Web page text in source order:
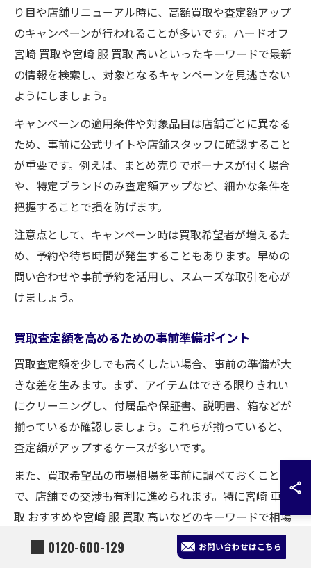
り目や店舗リニューアル時に、高額買取や査定額アップ
のキャンペーンが行われることが多いです。ハードオフ
宮崎 買取や宮崎 服 買取 高いといったキーワードで最新
の情報を検索し、対象となるキャンペーンを見逃さない
ようにしましょう。
キャンペーンの適用条件や対象品目は店舗ごとに異なる
ため、事前に公式サイトや店舗スタッフに確認すること
が重要です。例えば、まとめ売りでボーナスが付く場合
や、特定ブランドのみ査定額アップなど、細かな条件を
把握することで損を防げます。
注意点として、キャンペーン時は買取希望者が増えるた
め、予約や待ち時間が発生することもあります。早めの
問い合わせや事前予約を活用し、スムーズな取引を心が
けましょう。
買取査定額を高めるための事前準備ポイント
買取査定額を少しでも高くしたい場合、事前の準備が大
きな差を生みます。まず、アイテムはできる限りきれい
にクリーニングし、付属品や保証書、説明書、箱などが
揃っているか確認しましょう。これらが揃っていると、
査定額がアップするケースが多いです。
また、買取希望品の市場相場を事前に調べておくこと
で、店舗での交渉も有利に進められます。特に宮崎 車買
取 おすすめや宮崎 服 買取 高いなどのキーワードで相場
検索を行うと、売却タイミングや適正価格が把握しやす
くなります。
0120-600-129 お問い合わせはこちら